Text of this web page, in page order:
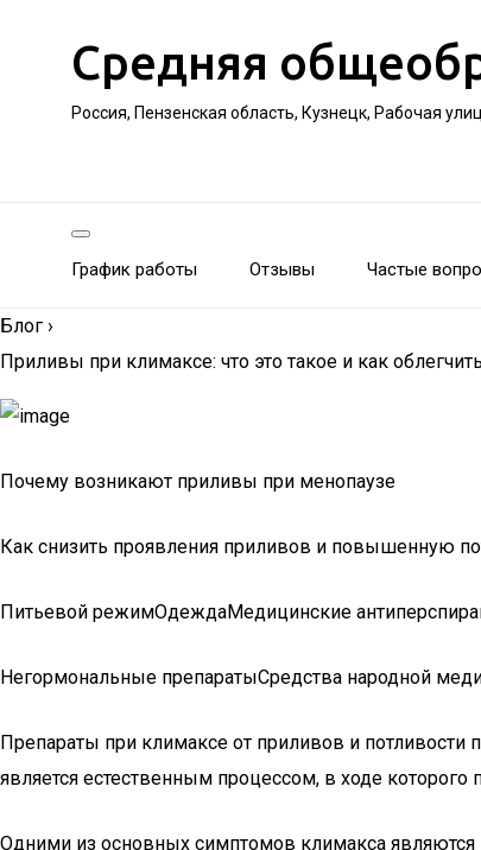
Средняя
Россия, Пензенская область, Кузнецк, Рабочая
График работы Отзывы Частые
Блог ›
Приливы при климаксе: что это такое и как
Почему возникают приливы при менопаузе
Как снизить проявления приливов и повышенную
Питьевой режимОдеждаМедицинские
Негормональные препаратыСредства народной
Препараты при климаксе от приливов и
является естественным процессом, в ходе
Одними из основных симптомов климакса